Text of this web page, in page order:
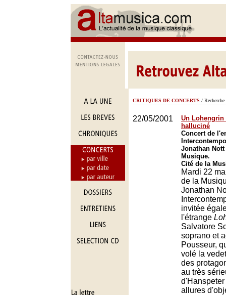
CRITIQUES DE CONCERTS / Recherche
22/05/2001
Un Lohengrin
halluciné
Concert de
Jonathan
Musique.
Cité de la
Mardi 22
de la
Jonathan
invitée
l'étrange
Salvatore
soprano et
Pousseur,
volé la
des
au très
allures